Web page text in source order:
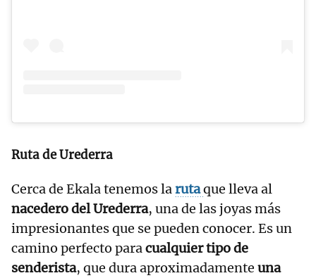
Ruta de Urederra
Cerca de Ekala tenemos larutaque lleva al
nacedero del Urederra, una de las joyas más
impresionantes que se pueden conocer. Es un
camino perfecto paracualquier tipo de
senderista, que dura aproximadamente una